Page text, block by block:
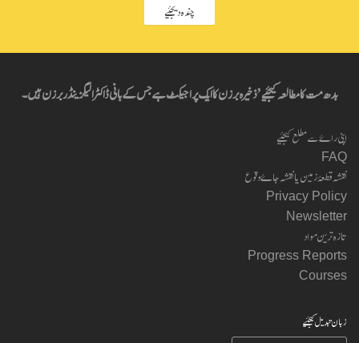
چندہ دیجئیے
بدھ مت کا مطالعہ کیجئیے’ ذخیرہ برزن کا ایک پراجیکٹ ہے جس کے بانی ڈاکٹر الیگزینڈر برزن ہیں۔
اپنی راۓ سے مطلع کیجئیے
FAQ
نقشہ قطعۂ زمین یا نقشہ جاۓ وقوع
Privacy Policy
Newsletter
تازہ ترین مواد
Progress Reports
Courses
زبان تبدیل کیجئیے